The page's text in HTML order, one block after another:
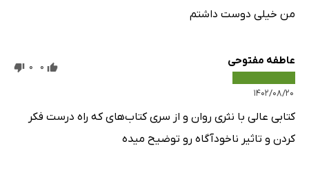
من خیلی دوست داشتم
عاطفه مفتوحی
۱۴۰۲/۰۸/۲۰
0
0
کتابی عالی با نثری روان و از سری کتاب‌های که راه درست فکر
کردن و تاثیر ناخودآگاه رو توضیح میده